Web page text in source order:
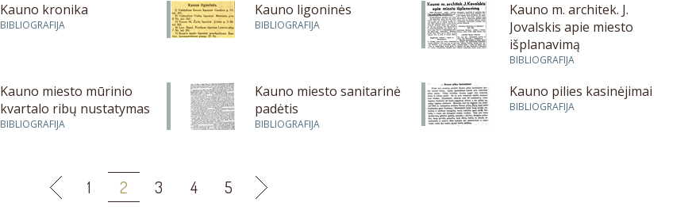
Kauno kronika
BIBLIOGRAFIJA
Kauno ligoninės
BIBLIOGRAFIJA
Kauno m. architek. J.
Jovalskis apie miesto
išplanavimą
BIBLIOGRAFIJA
Kauno miesto mūrinio
kvartalo ribų nustatymas
BIBLIOGRAFIJA
Kauno miesto sanitarinė
padėtis
BIBLIOGRAFIJA
Kauno pilies kasinėjimai
BIBLIOGRAFIJA
1 2 3 4 5